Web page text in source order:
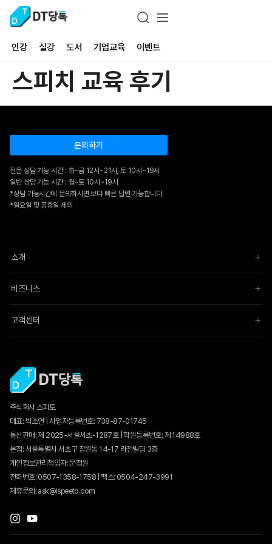
인강 실강 도서 기업교육 이벤트
스피치 교육 후기
문의하기
전문 상담 가능 시간 : 화~금 12시~21시, 토 10시~19시
일반 상담 가능 시간 : 월~토 10시~19시
*상담 가능시간에 문의하시면 보다 빠른 답변 가능합니다.
*일요일 및 공휴일 제외
소개
비즈니스
고객센터
주식회사 스피토
대표: 박소연 | 사업자등록번호: 738-87-01745
통신판매:제 2025-서울서초-1287호| 학원등록번호: 제 14988호
본점: 서울특별시 서초구 잠원동 14-17 라전빌딩 3층
개인정보관리책임자: 문정원
전화번호: 0507-1358-1758 | 팩스: 0504-247-3991
제휴문의: ask@ispeeto.com